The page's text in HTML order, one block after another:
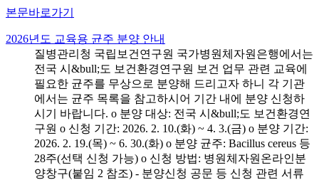
본문바로가기
2026년도 교육용 균주 분양 안내
질병관리청 국립보건연구원 국가병원체자원은행에서는
전국 시&bull;도 보건환경연구원 보건 업무 관련 교육에
필요한 균주를 무상으로 분양해 드리고자 하니 각 기관
에서는 균주 목록을 참고하시어 기간 내에 분양 신청하
시기 바랍니다. o 분양 대상: 전국 시&bull;도 보건환경연
구원 o 신청 기간: 2026. 2. 10.(화) ~ 4. 3.(금) o 분양 기간:
2026. 2. 19.(목) ~ 6. 30.(화) o 분양 균주: Bacillus cereus 등
28주(선택 신청 가능) o 신청 방법: 병원체자원온라인분
양창구(붙임 2 참조) - 분양신청 공문 등 신청 관련 서류